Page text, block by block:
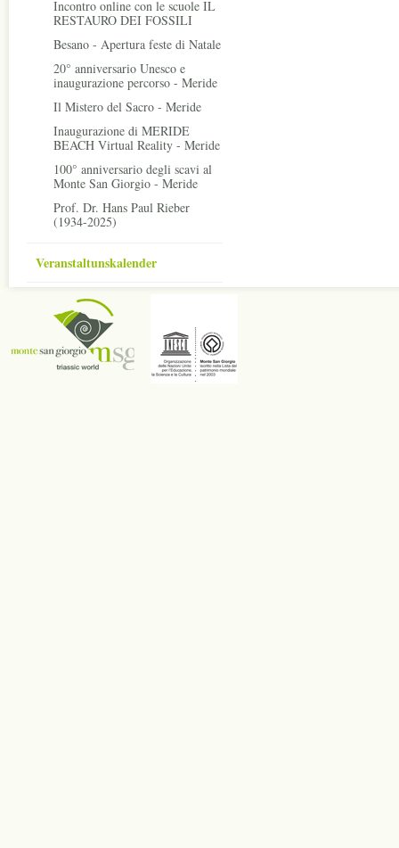
Incontro online con le scuole IL
RESTAURO DEI FOSSILI
Besano - Apertura feste di Natale
20° anniversario Unesco e
inaugurazione percorso - Meride
Il Mistero del Sacro - Meride
Inaugurazione di MERIDE
BEACH Virtual Reality - Meride
100° anniversario degli scavi al
Monte San Giorgio - Meride
Prof. Dr. Hans Paul Rieber
(1934-2025)
Veranstaltunskalender